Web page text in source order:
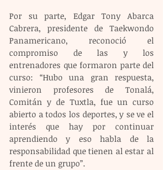
Por su parte, Edgar Tony Abarca
Cabrera, presidente de Taekwondo
Panamericano, reconoció el
compromiso de las y los
entrenadores que formaron parte del
curso: “Hubo una gran respuesta,
vinieron profesores de Tonalá,
Comitán y de Tuxtla, fue un curso
abierto a todos los deportes, y se ve el
interés que hay por continuar
aprendiendo y eso habla de la
responsabilidad que tienen al estar al
frente de un grupo”.